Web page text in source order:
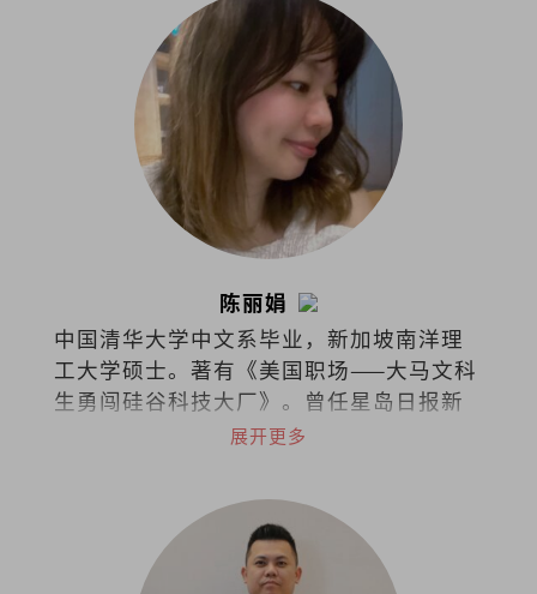
陈丽娟
中国清华大学中文系毕业，新加坡南洋理
工大学硕士。著有《美国职场——大马文科
生勇闯硅谷科技大厂》。曾任星岛日报新
闻记者、美国加州圣荷西市议员办公室助
于字节跳动的商务关系部。
展开更多